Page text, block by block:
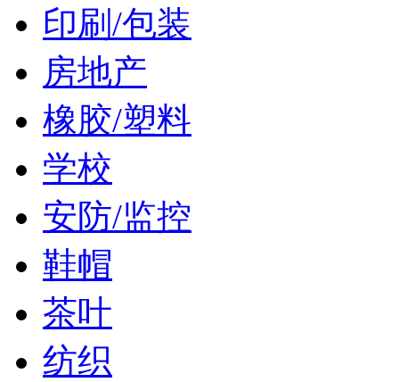
印刷/包装
房地产
橡胶/塑料
学校
安防/监控
鞋帽
茶叶
纺织